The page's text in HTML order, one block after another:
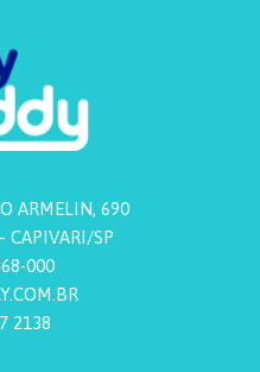
ARMELIN, 690
CAPIVARI/SP
000
2138